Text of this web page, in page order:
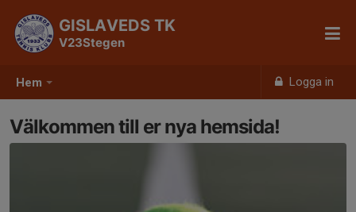
Hem Logga in
GISLAVEDS TK
V23Stegen
Välkommen till er nya hemsida!